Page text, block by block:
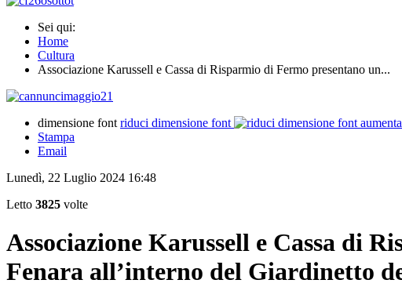
Sei qui:
Home
Cultura
Associazione Karussell e Cassa di Risparmio di Fermo presentano un...
dimensione font riduci dimensione font
Stampa
Email
Lunedì, 22 Luglio 2024 16:48
Letto 3825 volte
Associazione Karussell e Cassa di
Fenara all’interno del Giardinetto